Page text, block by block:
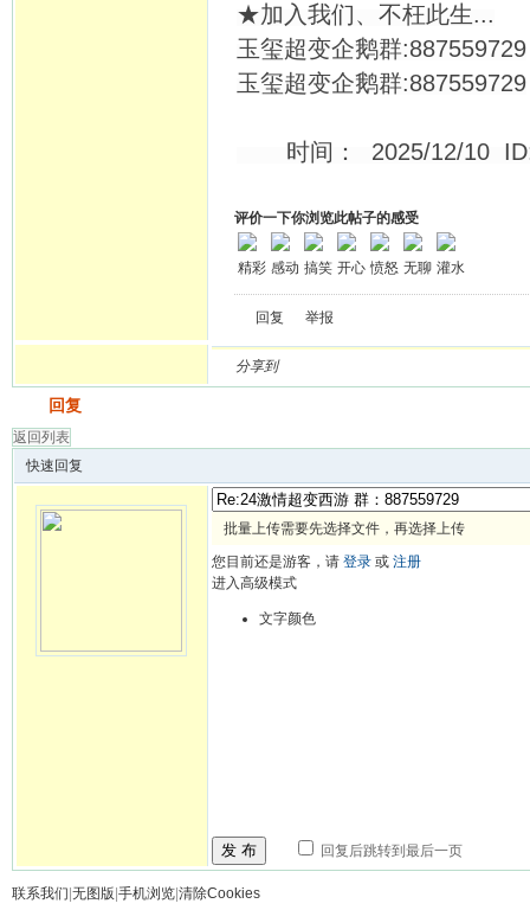
★加入我们、不枉此生...
玉玺超变企鹅群:887559729
玉玺超变企鹅群:887559729
时间： 2025/12/10
评价一下你浏览此帖子的感受
精彩 感动 搞笑 开心 愤怒 无聊 灌水
回复 举报
分享到
回复
返回列表
快速回复
批量上传需要先选择文件，再选择上传
您目前还是游客，请 登录 或 注册
进入高级模式
文字颜色
发 布 回复后跳转到最后一页
联系我们 无图版 手机浏览 清除Cookies